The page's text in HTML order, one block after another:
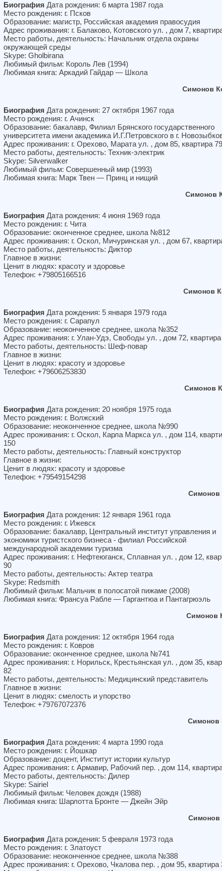
Биография Дата рождения: 6 марта 1987 года
Место рождения: г. Псков
Образование: магистр, Российская академия правосудия
Адрес проживания: г. Балаково, Котовского ул. , дом 7,
Место работы, деятельность: Начальник отдела охраны
окружающей среды
Skype: Gholbirana
Любимый фильм: Король Лев (1994)
Любимая книга: Аркадий Гайдар — Школа
Симонов
Биография Дата рождения: 27 октября 1967 года
Место рождения: г. Ачинск
Образование: бакалавр, Филиал Брянского государственного
университета имени академика И.Г.Петровского в г.
Адрес проживания: г. Орехово, Марата ул. , дом 85, квартира 79
Место работы, деятельность: Техник-электрик
Skype: Silverwalker
Любимый фильм: Совершенный мир (1993)
Любимая книга: Марк Твен — Принц и нищий
Симонов
Биография Дата рождения: 4 июня 1969 года
Место рождения: г. Чита
Образование: оконченное среднее, школа №812
Адрес проживания: г. Оскол, Мичуринская ул. , дом 67,
Место работы, деятельность: Диктор
Главное в жизни:
Ценит в людях: красоту и здоровье
Телефон: +79805166516
Симонов
Биография Дата рождения: 5 января 1979 года
Место рождения: г. Сарапул
Образование: неоконченное среднее, школа №352
Адрес проживания: г. Улан-Удэ, Свободы ул. , дом 72,
Место работы, деятельность: Шеф-повар
Главное в жизни:
Ценит в людях: красоту и здоровье
Телефон: +79606253830
Симонов
Биография Дата рождения: 20 ноября 1975 года
Место рождения: г. Волжский
Образование: неоконченное среднее, школа №990
Адрес проживания: г. Оскол, Карла Маркса ул. , дом 114,
150
Место работы, деятельность: Главный конструктор
Главное в жизни:
Ценит в людях: красоту и здоровье
Телефон: +79549154298
Симонов
Биография Дата рождения: 12 января 1961 года
Место рождения: г. Ижевск
Образование: бакалавр, Центральный институт управления и
экономики туристского бизнеса - филиал Российской
международной академии туризма
Адрес проживания: г. Нефтеюганск, Сплавная ул. , дом 12,
90
Место работы, деятельность: Актер театра
Skype: Redsmith
Любимый фильм: Мальчик в полосатой пижаме (2008)
Любимая книга: Франсуа Рабле — Гаргантюа и Пантагрюэль
Симонов
Биография Дата рождения: 12 октября 1964 года
Место рождения: г. Ковров
Образование: оконченное среднее, школа №741
Адрес проживания: г. Норильск, Крестьянская ул. , дом 35,
82
Место работы, деятельность: Медицинский представитель
Главное в жизни:
Ценит в людях: смелость и упорство
Телефон: +79767072376
Симонов
Биография Дата рождения: 4 марта 1990 года
Место рождения: г. Йошкар
Образование: доцент, Институт истории культур
Адрес проживания: г. Армавир, Рабочий пер. , дом 114,
Место работы, деятельность: Дилер
Skype: Sairiel
Любимый фильм: Человек дождя (1988)
Любимая книга: Шарлотта Бронте — Джейн Эйр
Симонов
Биография Дата рождения: 5 февраля 1973 года
Место рождения: г. Златоуст
Образование: неоконченное среднее, школа №388
Адрес проживания: г. Орехово, Чкалова пер. , дом 95, квартира